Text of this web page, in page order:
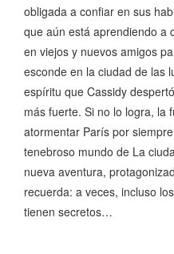
obligada a confiar en sus
que aún está aprendiendo a
en viejos y nuevos amigos
esconde en la ciudad de las
espíritu que Cassidy
más fuerte. Si no lo logra, la
atormentar París por
tenebroso mundo de La
nueva aventura,
recuerda: a veces, incluso
tienen secretos…